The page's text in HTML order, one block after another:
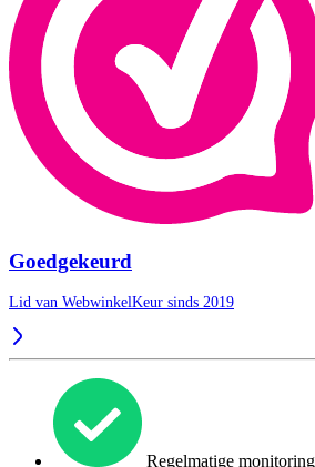
Goedgekeurd
Lid van WebwinkelKeur sinds 2019
Regelmatige monitoring